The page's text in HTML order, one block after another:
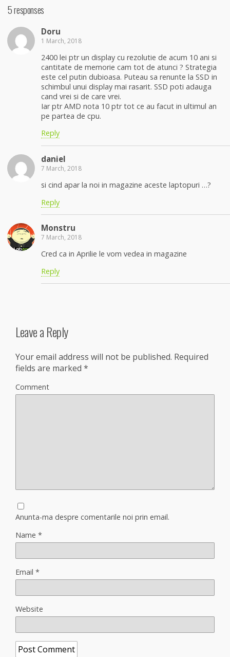
5 responses
Doru
1 March, 2018
2400 lei ptr un display cu rezolutie de acum 10 ani si
cantitate de memorie cam tot de atunci ? Strategia
este cel putin dubioasa. Puteau sa renunte la SSD in
schimbul unui display mai rasarit. SSD poti adauga
cand vrei si de care vrei.
Iar ptr AMD nota 10 ptr tot ce au facut in ultimul an
pe partea de cpu.
Reply
daniel
7 March, 2018
si cind apar la noi in magazine aceste laptopuri …?
Reply
Monstru
7 March, 2018
Cred ca in Aprilie le vom vedea in magazine
Reply
Leave a Reply
Your email address will not be published. Required
fields are marked *
Comment
Anunta-ma despre comentarile noi prin email.
Name *
Email *
Website